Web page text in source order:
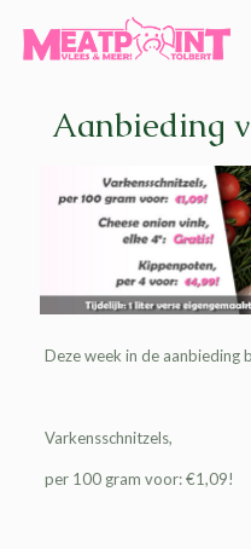
Aanbieding
Deze week in de aanbieding
Varkensschnitzels,
per 100 gram voor: €1,09!